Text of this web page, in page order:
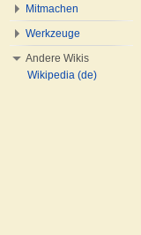
Mitmachen
Werkzeuge
Andere Wikis
Wikipedia (de)